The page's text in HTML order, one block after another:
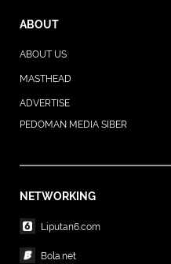
ABOUT
ABOUT US
MASTHEAD
ADVERTISE
PEDOMAN MEDIA SIBER
NETWORKING
Liputan6.com
Bola.net